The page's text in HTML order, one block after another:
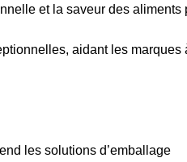
et la saveur des aliments
aidant les marques
les solutions d’emballage